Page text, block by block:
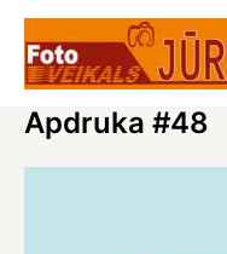
Skip
content
Apdruka #48